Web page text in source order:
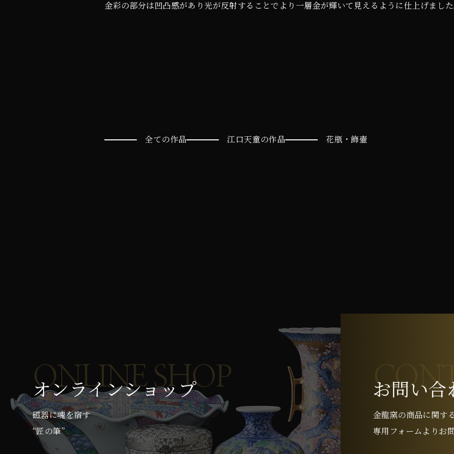
金彩の部分は凹凸感があり光が反射することでより一層金が輝いて見えるように仕上げまし
全ての作品 江口天童の作品 花瓶・飾壷
オンラインショップ
ONLINE SHOP
磁器に魂を宿す
“匠の筆”
お問い合
金龍窯の商品に関す
専用フォームよりお